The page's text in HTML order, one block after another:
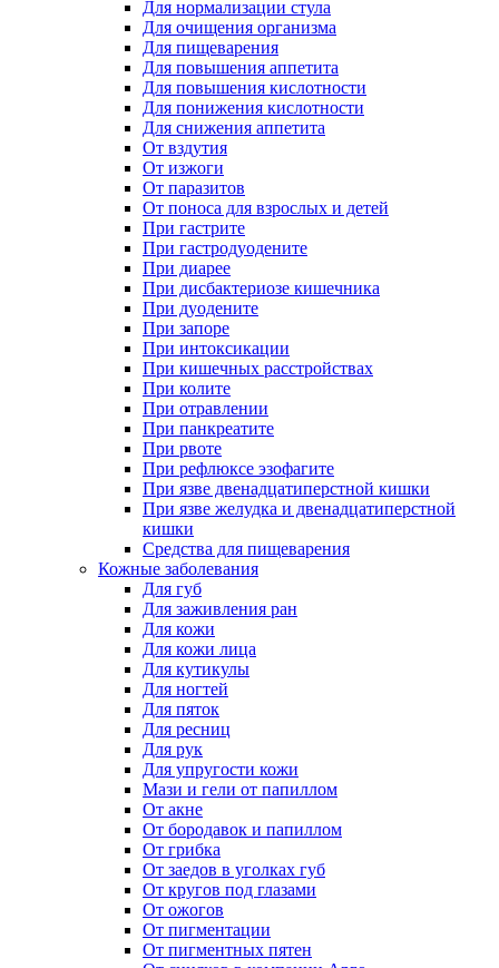
Для нормализации стула
Для очищения организма
Для пищеварения
Для повышения аппетита
Для повышения кислотности
Для понижения кислотности
Для снижения аппетита
От вздутия
От изжоги
От паразитов
От поноса для взрослых и детей
При гастрите
При гастродуодените
При диарее
При дисбактериозе кишечника
При дуодените
При запоре
При интоксикации
При кишечных расстройствах
При колите
При отравлении
При панкреатите
При рвоте
При рефлюксе эзофагите
При язве двенадцатиперстной кишки
При язве желудка и двенадцатиперстной
кишки
Средства для пищеварения
Кожные заболевания
Для губ
Для заживления ран
Для кожи
Для кожи лица
Для кутикулы
Для ногтей
Для пяток
Для ресниц
Для рук
Для упругости кожи
Мази и гели от папиллом
От акне
От бородавок и папиллом
От грибка
От заедов в уголках губ
От кругов под глазами
От ожогов
От пигментации
От пигментных пятен